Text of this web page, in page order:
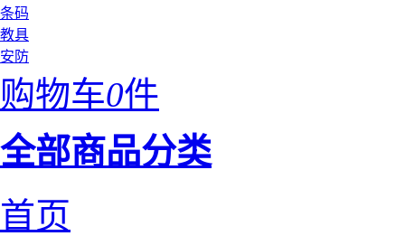
条码
教具
安防
购物车0件
全部商品分类
首页